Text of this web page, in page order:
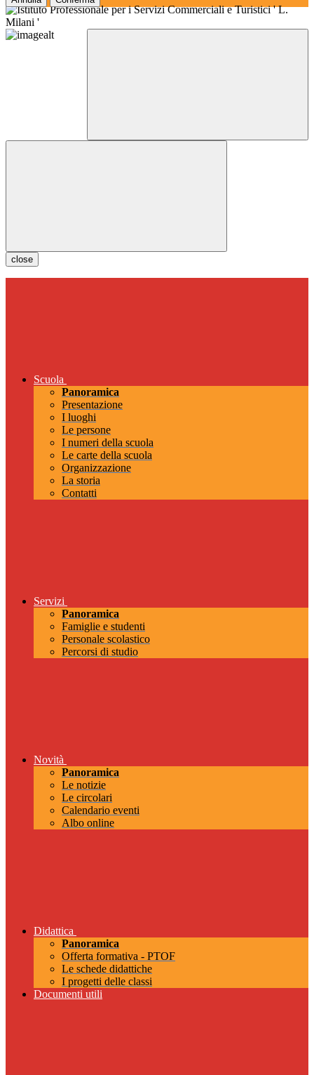
close
Scuola
Panoramica
Presentazione
I luoghi
Le persone
I numeri della scuola
Le carte della scuola
Organizzazione
La storia
Contatti
Servizi
Panoramica
Famiglie e studenti
Personale scolastico
Percorsi di studio
Novità
Panoramica
Le notizie
Le circolari
Calendario eventi
Albo online
Didattica
Panoramica
Offerta formativa - PTOF
Le schede didattiche
I progetti delle classi
Documenti utili